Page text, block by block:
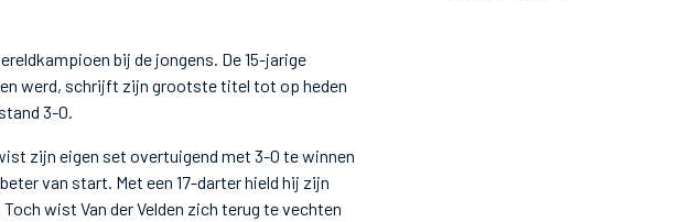
bij de jongens. De 15-jarige
werd, schrijft zijn grootste titel tot op heden
3-0.
zijn eigen set overtuigend met 3-0 te winnen
van start. Met een 17-darter hield hij zijn
wist Van der Velden zich terug te vechten